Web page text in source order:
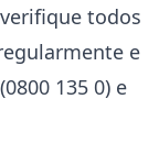
todos
e
135 0) e